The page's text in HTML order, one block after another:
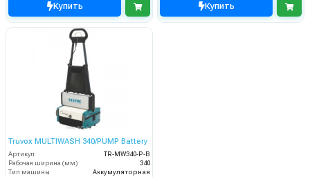
Купить Купить
Truvox MULTIWASH 340/PUMP Battery
Артикул
TR-MW340-P-B
Рабочая ширина (мм)
340
Тип машины
Аккумуляторная